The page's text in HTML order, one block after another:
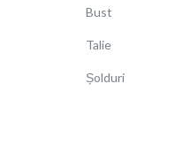
Bust
Talie
Șolduri